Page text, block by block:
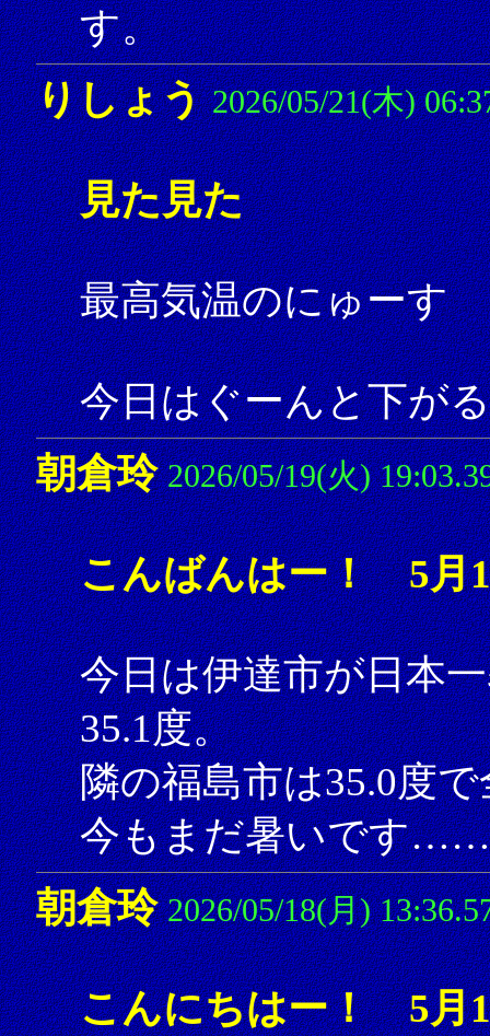
す。
りしょう 2026/05/21(木)
見た見た
最高気温のにゅーす
今日はぐーんと下が
朝倉玲 2026/05/19(火)
こんばんはー！ 5月
今日は伊達市が日本
35.1度。
隣の福島市は35.0度
今もまだ暑いです
朝倉玲 2026/05/18(月)
こんにちはー！ 5月